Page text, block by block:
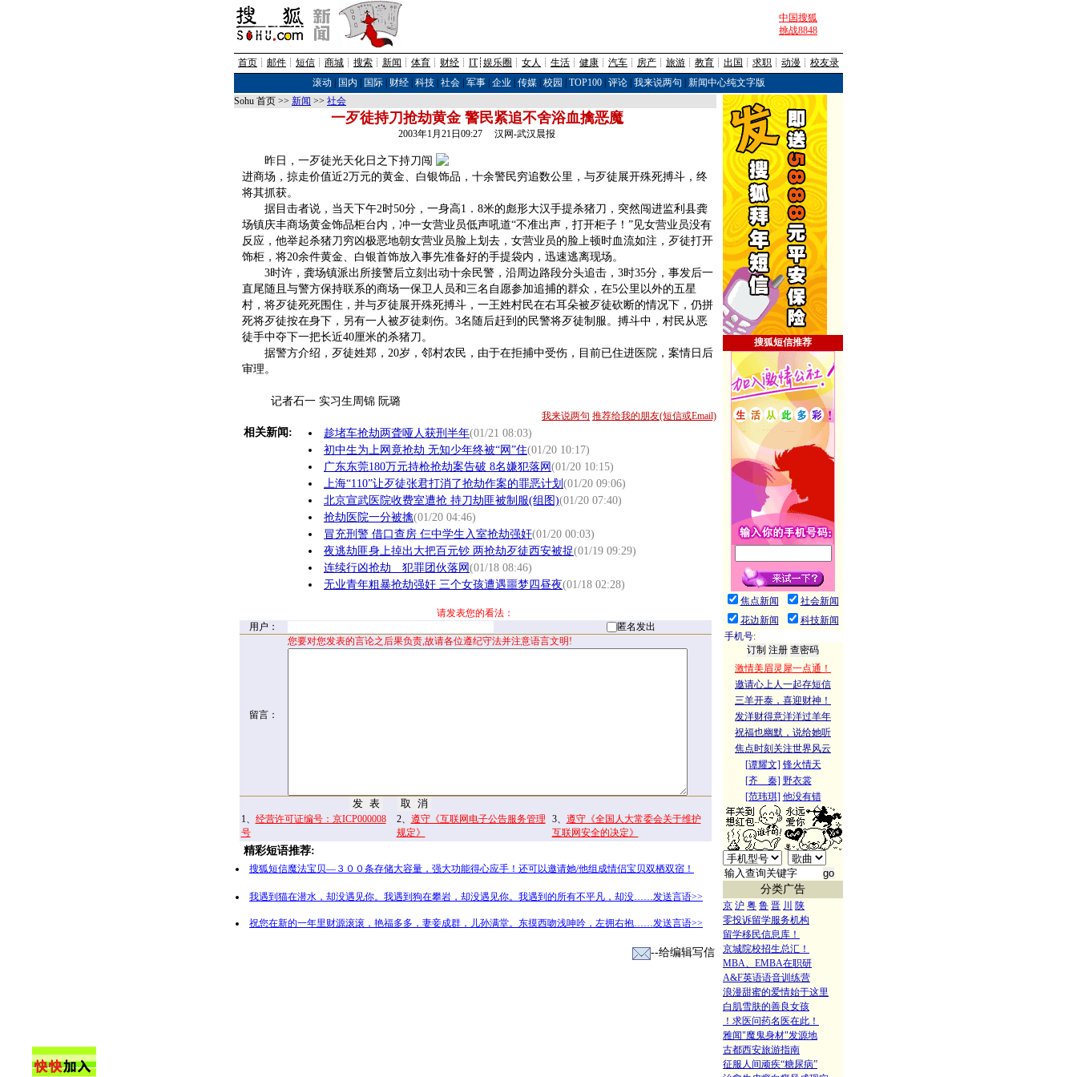
中国搜狐
挑战8848
首页 ┊ 邮件 ┊ 短信 ┊ 商城 ┊ 搜索 ┊ 新闻 ┊ 体育 ┊ 财经 ┊ IT┊ 娱乐圈 ┊ 女人 ┊ 生活 ┊ 健康 ┊ 汽车 ┊ 房产 ┊ 旅游 ┊ 教育 ┊ 出国 ┊ 求职 ┊ 动漫 ┊ 校友录
滚动
国内 国际| 财经| 科技| 社会| 军事| 企业 传媒| 校园 TOP100| 评论| 我来说两句
新闻中心纯文字版
Sohu 首页 >> 新闻 >> 社会
一歹徒持刀抢劫黄金 警民紧追不舍浴血擒恶魔
2003年1月21日09:27 汉网-武汉晨报
昨日，一歹徒光天化日之下持刀闯
进商场，掠走价值近2万元的黄金、白银饰品，十余警民穷追数公里，与歹徒展开殊死搏斗，终
将其抓获。
据目击者说，当天下午2时50分，一身高1．8米的彪形大汉手提杀猪刀，突然闯进监利县龚
场镇庆丰商场黄金饰品柜台内，冲一女营业员低声吼道“不准出声，打开柜子！”见女营业员没有
反应，他举起杀猪刀穷凶极恶地朝女营业员脸上划去，女营业员的脸上顿时血流如注，歹徒打开
饰柜，将20余件黄金、白银首饰放入事先准备好的手提袋内，迅速逃离现场。
3时许，龚场镇派出所接警后立刻出动十余民警，沿周边路段分头追击，3时35分，事发后一
直尾随且与警方保持联系的商场一保卫人员和三名自愿参加追捕的群众，在5公里以外的五星
村，将歹徒死死围住，并与歹徒展开殊死搏斗，一王姓村民在右耳朵被歹徒砍断的情况下，仍拼
死将歹徒按在身下，另有一人被歹徒刺伤。3名随后赶到的民警将歹徒制服。搏斗中，村民从恶
徒手中夺下一把长近40厘米的杀猪刀。
据警方介绍，歹徒姓郑，20岁，邻村农民，由于在拒捕中受伤，目前已住进医院，案情日后
审理。
记者石一 实习生周锦 阮璐
我来说两句 推荐给我的朋友(短信或Email)
相关新闻: 趁堵车抢劫两聋哑人获刑半年(01/21 08:03)
初中生为上网竟抢劫 无知少年终被“网”住(01/20 10:17)
广东东莞180万元持枪抢劫案告破 8名嫌犯落网 (01/20 10:15)
上海“110”让歹徒张君打消了抢劫作案的罪恶计划 (01/20 09:06)
北京宣武医院收费室遭抢 持刀劫匪被制服(组图)(01/20 07:40)
抢劫医院一分被擒(01/20 04:46)
冒充刑警 借口查房 仨中学生入室抢劫强奸(01/20 00:03)
夜逃劫匪身上掉出大把百元钞 两抢劫歹徒西安被捉(01/19 09:29)
连续行凶抢劫 犯罪团伙落网 (01/18 08:46)
无业青年粗暴抢劫强奸 三个女孩遭遇噩梦四昼夜(01/18 02:28)
请发表您的看法：
用户：
匿名发出
留言：
您要对您发表的言论之后果负责,故请各位遵纪守法并注意语言文明!
1、 经营许可证编号：京ICP000008
号
2、 遵守《互联网电子公告服务管理
规定》
3、 遵守《全国人大常委会关于维护
互联网安全的决定》
精彩短语推荐:
搜狐短信魔法宝贝—３００条存储大容量，强大功能得心应手！还可以邀请她/他组成情侣宝贝双栖双宿！
我遇到猫在潜水，却没遇见你。我遇到狗在攀岩，却没遇见你。我遇到的所有不平凡，却没……发送言语>>
祝您在新的一年里财源滚滚，艳福多多，妻妾成群，儿孙满堂。东摸西吻浅呻吟，左拥右抱……发送言语>>
--给编辑写信
搜狐短信推荐
焦点新闻
社会新闻
花边新闻
科技新闻
手机号:
激情美眉灵犀一点通！
邀请心上人一起存短信
三羊开泰，喜迎财神！
发洋财得意洋洋过羊年
祝福也幽默，说给她听
焦点时刻关注世界风云
[谭耀文] 锋火情天
[齐 秦] 野衣裳
[范玮琪] 他没有错
分类广告
京 沪 粤 鲁 晋 川
陕
零投诉留学服务机构
留学移民信息库！
京城院校招生总汇！
MBA、EMBA在职研
A&F英语语音训练营
浪漫甜蜜的爱情始于这里
白肌雪肤的善良女孩
！求医问药名医在此！
雅闻"魔鬼身材"发源地
古都西安旅游指南
征服人间顽疾“糖尿病”